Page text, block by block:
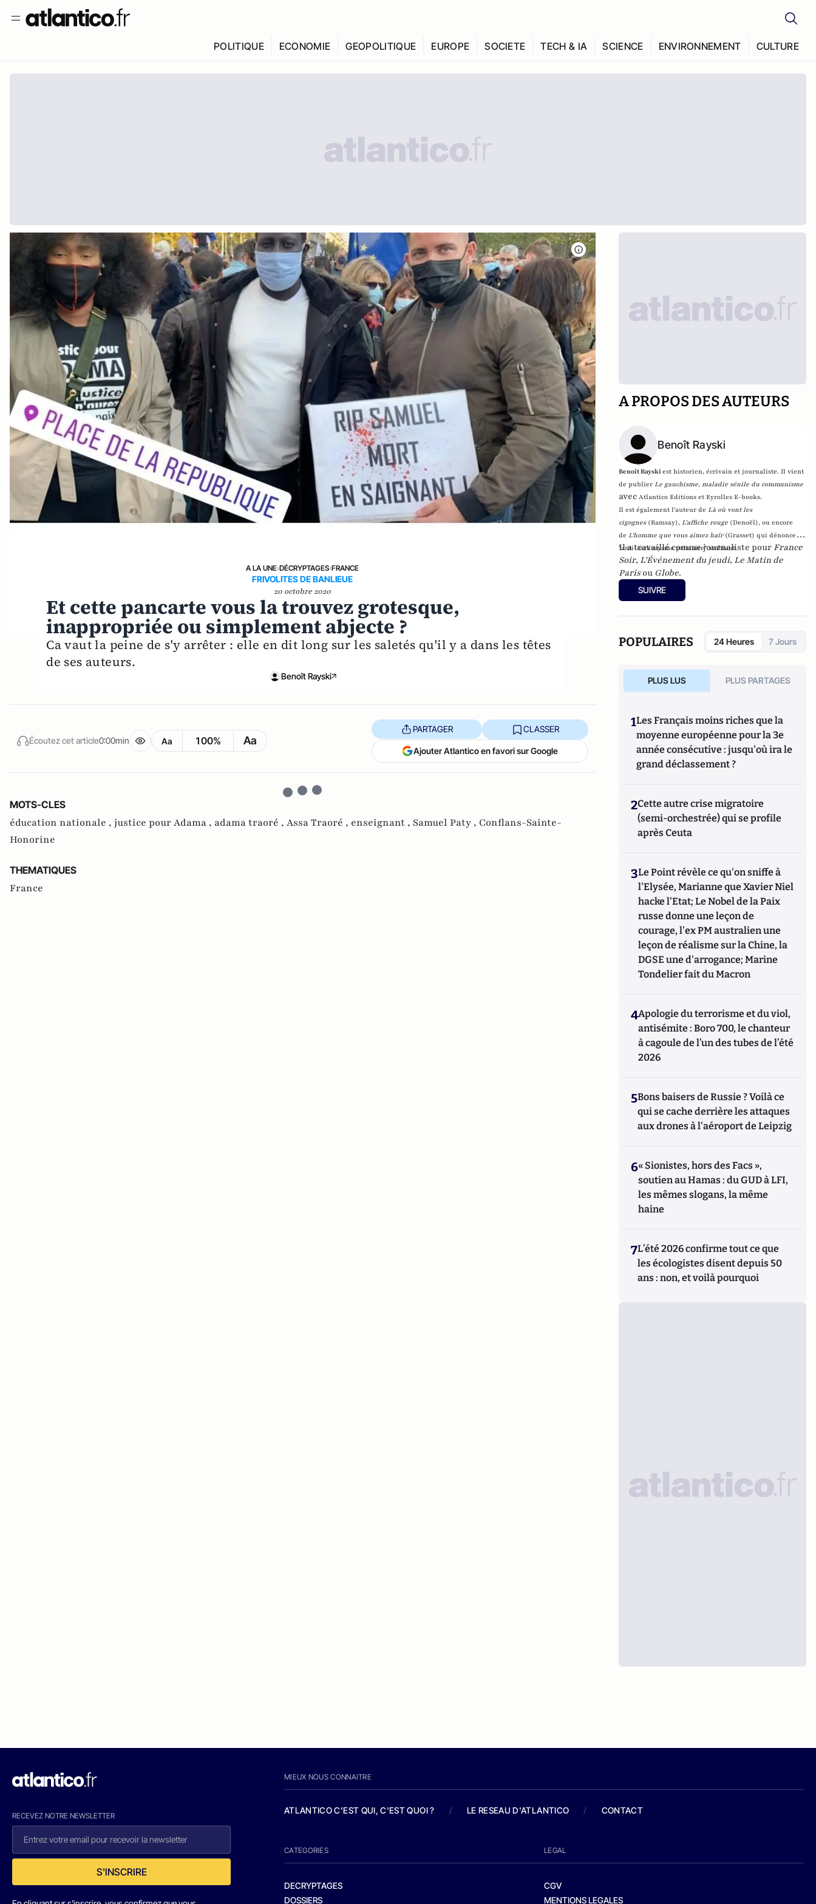
POLITIQUE ECONOMIE GEOPOLITIQUE EUROPE SOCIETE TECH & IA SCIENCE ENVIRONNEMENT CULTURE
A LA UNE›DÉCRYPTAGES›FRANCE
FRIVOLITES DE BANLIEUE
20 octobre 2020
Et cette pancarte vous la trouvez grotesque,
inappropriée ou simplement abjecte ?
Ca vaut la peine de s'y arrêter : elle en dit long sur les saletés qu'il y a dans les têtes
de ses auteurs.
Benoît Rayski
Écoutez cet article0:00min Aa 100% Aa
PARTAGER CLASSER
Ajouter Atlantico en favori sur Google
MOTS-CLES
éducation nationale , justice pour Adama , adama traoré , Assa Traoré , enseignant , Samuel Paty , Conflans-Sainte-
Honorine
THEMATIQUES
France
A PROPOS DES AUTEURS
Benoît Rayski
Benoît Rayskiest historien, écrivain et journaliste. Il vient
de publierLe gauchisme, maladie sénile du communisme
avecAtlantico Editions et Eyrolles E-books.
Il est également l'auteur deLà où vont les
cigognes (Ramsay),L'affiche rouge (Denoël), ou encore
deL'homme que vous aimez haïr (Grasset) qui dénonce l'
"anti-sarkozysme primaire" ambiant.
Il a travaillé comme journaliste pour France
Soir, L'Événement du jeudi, Le Matin de
Parisou Globe.
SUIVRE
POPULAIRES 24 Heures 7 Jours
PLUS LUS PLUS PARTAGES
1Les Français moins riches que la
moyenne européenne pour la 3e
année consécutive : jusqu'où ira le
grand déclassement ?
2Cette autre crise migratoire
(semi-orchestrée) qui se profile
après Ceuta
3Le Point révèle ce qu'on sniffe à
l'Elysée, Marianne que Xavier Niel
hacke l'Etat; Le Nobel de la Paix
russe donne une leçon de
courage, l'ex PM australien une
leçon de réalisme sur la Chine, la
DGSE une d'arrogance; Marine
Tondelier fait du Macron
4Apologie du terrorisme et du viol,
antisémite : Boro 700, le chanteur
à cagoule de l’un des tubes de l’été
2026
5Bons baisers de Russie ? Voilà ce
qui se cache derrière les attaques
aux drones à l'aéroport de Leipzig
6« Sionistes, hors des Facs »,
soutien au Hamas : du GUD à LFI,
les mêmes slogans, la même
haine
7L’été 2026 confirme tout ce que
les écologistes disent depuis 50
ans : non, et voilà pourquoi
RECEVEZ NOTRE NEWSLETTER
S'INSCRIRE
MIEUX NOUS CONNAITRE
ATLANTICO C'EST QUI, C'EST QUOI ? / LE RESEAU D'ATLANTICO / CONTACT
CATEGORIES
DECRYPTAGES
DOSSIERS
LEGAL
CGV
MENTIONS LEGALES